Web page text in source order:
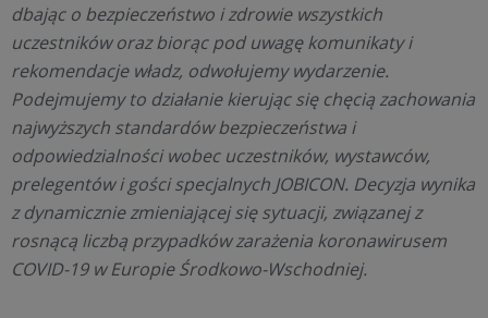
dbając o bezpieczeństwo i zdrowie wszystkich
uczestników oraz biorąc pod uwagę komunikaty i
rekomendacje władz, odwołujemy wydarzenie.
Podejmujemy to działanie kierując się chęcią zachowania
najwyższych standardów bezpieczeństwa i
odpowiedzialności wobec uczestników, wystawców,
prelegentów i gości specjalnych JOBICON. Decyzja wynika
z dynamicznie zmieniającej się sytuacji, związanej z
rosnącą liczbą przypadków zarażenia koronawirusem
COVID-19 w Europie Środkowo-Wschodniej.